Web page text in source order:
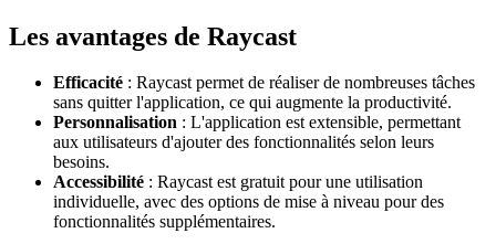
Les avantages de Raycast
Efficacité : Raycast permet de réaliser de nombreuses tâches
sans quitter l'application, ce qui augmente la productivité.
Personnalisation : L'application est extensible, permettant
aux utilisateurs d'ajouter des fonctionnalités selon leurs
besoins.
Accessibilité : Raycast est gratuit pour une utilisation
individuelle, avec des options de mise à niveau pour des
fonctionnalités supplémentaires.